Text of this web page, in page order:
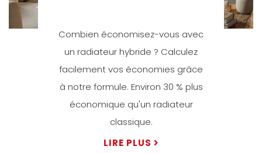
Combien économisez-vous avec
un radiateur hybride ? Calculez
facilement vos économies grâce
à notre formule. Environ 30 % plus
économique qu'un radiateur
classique.
LIRE PLUS